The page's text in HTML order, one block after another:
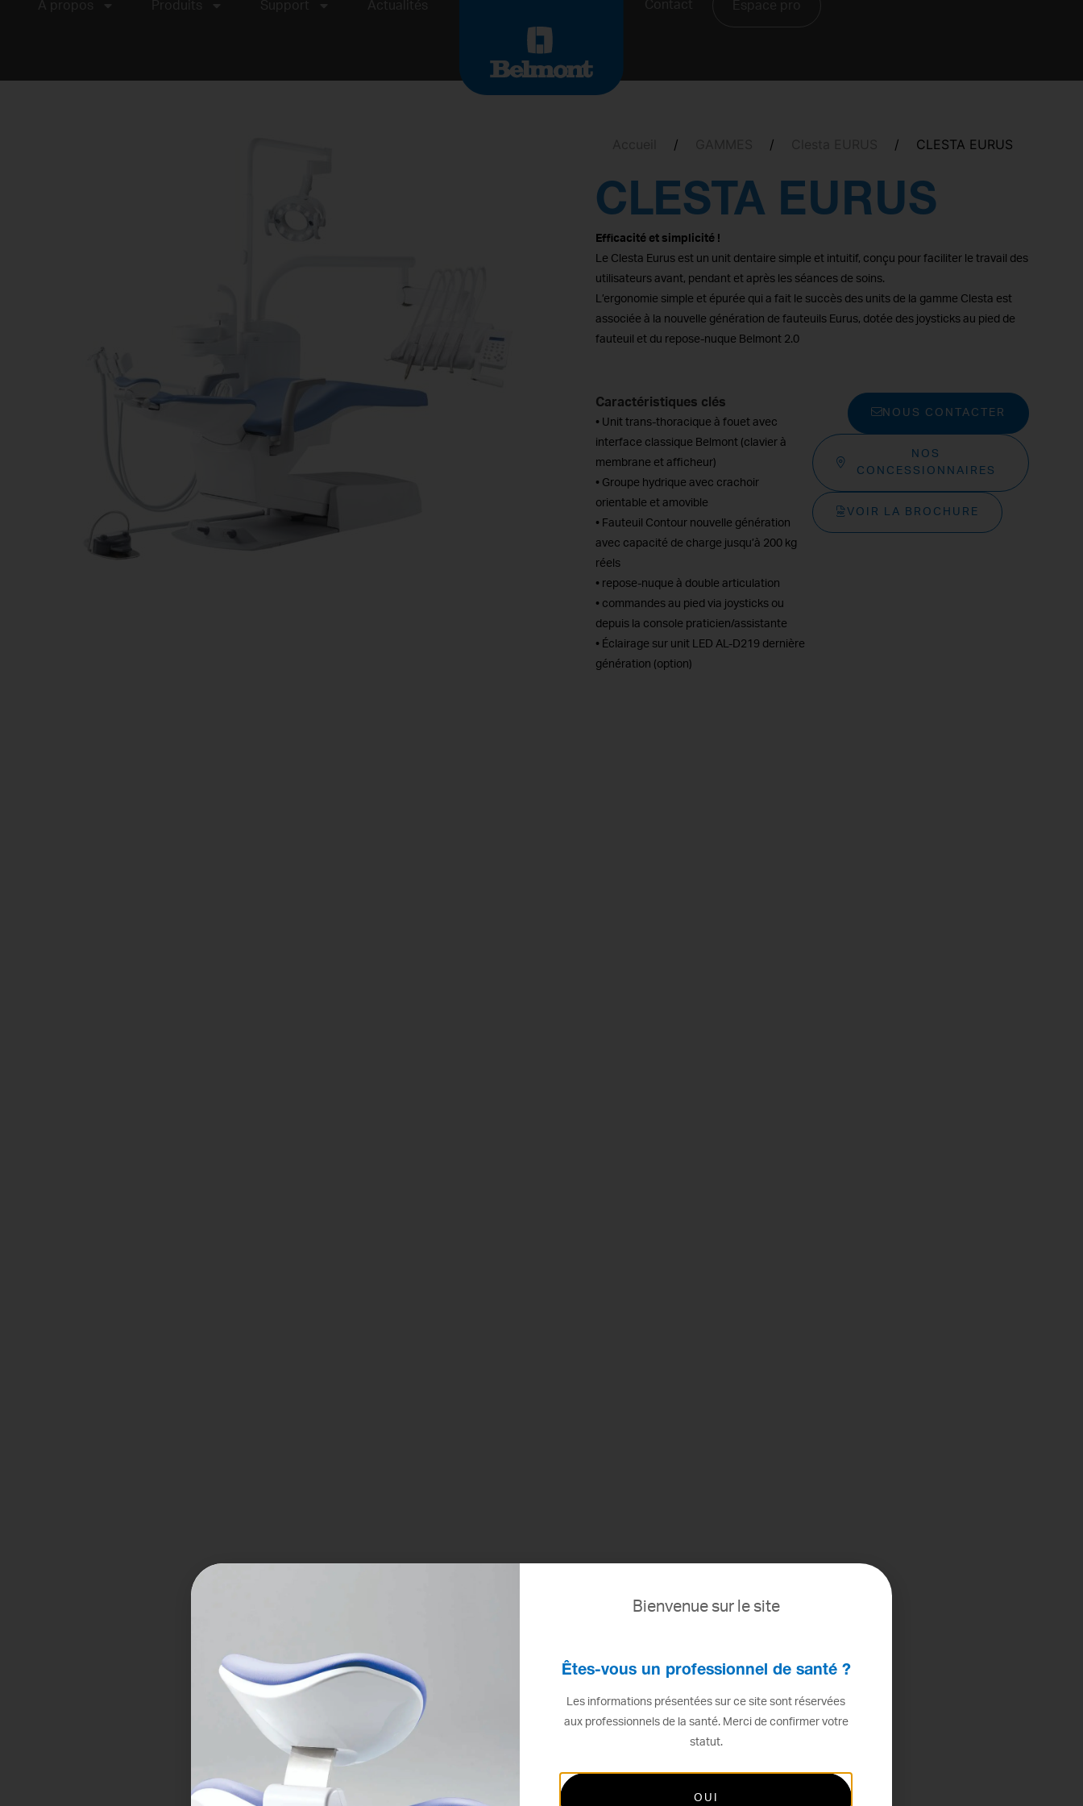
/ / / CLESTA EURUS
CLESTA EURUS
Efficacité et simplicité !
Le Clesta Eurus est un unit dentaire simple et intuitif, conçu pour faciliter le travail des
utilisateurs avant, pendant et après les séances de soins.
L’ergonomie simple et épurée qui a fait le succès des units de la gamme Clesta est
associée à la nouvelle génération de fauteuils Eurus, dotée des joysticks au pied de
fauteuil et du repose-nuque Belmont 2.0
Caractéristiques clés
• Unit trans-thoracique à fouet avec
interface classique Belmont (clavier à
membrane et afficheur)
• Groupe hydrique avec crachoir
orientable et amovible
• Fauteuil Contour nouvelle génération
avec capacité de charge jusqu’à 200 kg
réels
• repose-nuque à double articulation
• commandes au pied via joysticks ou
depuis la console praticien/assistante
• Éclairage sur unit LED AL-D219 dernière
génération (option)
NOUS CONTACTER
NOS
CONCESSIONNAIRES
VOIR LA BROCHURE
Bienvenue sur le site
Êtes-vous un professionnel de santé ?
Les informations présentées sur ce site sont réservées
aux professionnels de la santé. Merci de confirmer votre
statut.
OUI